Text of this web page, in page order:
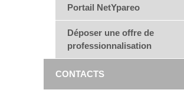
Portail NetYpareo
Déposer une offre de
professionnalisation
CONTACTS